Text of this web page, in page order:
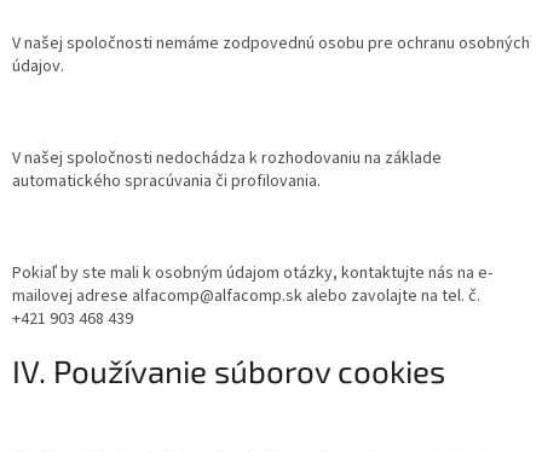
V našej spoločnosti nemáme zodpovednú osobu pre ochranu osobných
údajov.
V našej spoločnosti nedochádza k rozhodovaniu na základe
automatického spracúvania či profilovania.
Pokiaľ by ste mali k osobným údajom otázky, kontaktujte nás na e-
mailovej adrese alfacomp@alfacomp.sk alebo zavolajte na tel. č.
+421 903 468 439
IV. Používanie súborov cookies